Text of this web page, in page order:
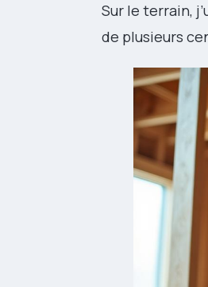
Sur le terrain,
de plusieurs